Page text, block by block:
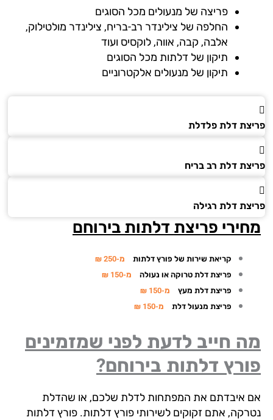
פריצה של מנעולים מכל הסוגים
החלפה של צילינדר רב-בריח, צילינדר מולטילוק,
אלבה, קבה, אווה, לוקסיס ועוד
תיקון של דלתות מכל הסוגים
תיקון של מנעולים אלקטרוניים
דלת פלדלת
דלת רב בריח
דלת רגילה
פריצת דלתות בירוחם
קריאת שירות של פורץ דלתות
מ-250 ₪
פריצת דלת טרוקה או נעולה
מ-150 ₪
פריצת דלת מעץ
מ-150 ₪
פריצת מנעול דלת
מ-150 ₪
חייב לדעת לפני שמזמינים
דלתות בירוחם?
איבדתם את המפתחות לדלת שלכם, או שהדלת
אתם זקוקים לשירותי פורץ דלתות. פורץ דלתות